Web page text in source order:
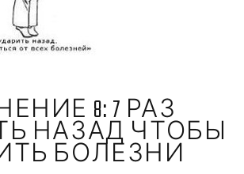
8: 7 РАЗ
НАЗАД ЧТОБЫ
БОЛЕЗНИ